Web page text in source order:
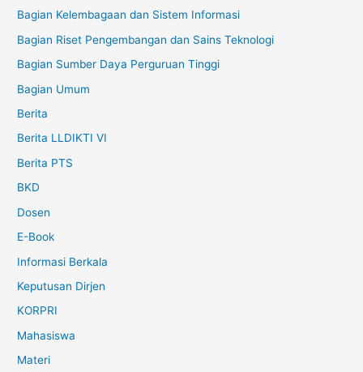
Bagian Kelembagaan dan Sistem Informasi
Bagian Riset Pengembangan dan Sains Teknologi
Bagian Sumber Daya Perguruan Tinggi
Bagian Umum
Berita
Berita LLDIKTI VI
Berita PTS
BKD
Dosen
E-Book
Informasi Berkala
Keputusan Dirjen
KORPRI
Mahasiswa
Materi